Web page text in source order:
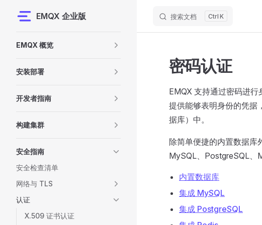
Skip to content
EMQX 企业版 搜索文档 K
EMQX 概览
安装部署
开发者指南
构建集群
安全指南
安全检查清单
网络与 TLS
认证
X.509 证书认证
密码认证
EMQX 支持通过密码进
提供能够表明身份的凭据
据库）中。
除简单便捷的内置数据库
MySQL、PostgreSQL、
内置数据库
集成 MySQL
集成 PostgreSQL